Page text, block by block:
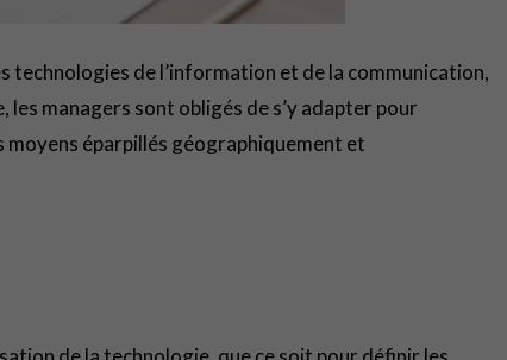
technologies de l’information et de la communication,
managers sont obligés de s’y adapter pour
éparpillés géographiquement et